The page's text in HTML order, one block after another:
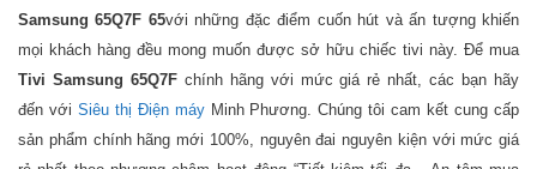
Samsung 65Q7F 65với những đặc điểm cuốn hút và ấn tượng khiến
mọi khách hàng đều mong muốn được sở hữu chiếc tivi này. Để mua
Tivi Samsung 65Q7Fchính hãng với mức giá rẻ nhất, các bạn hãy
đến với Siêu thị Điện máyMinh Phương. Chúng tôi cam kết cung cấp
sản phẩm chính hãng mới 100%, nguyên đai nguyên kiện với mức giá